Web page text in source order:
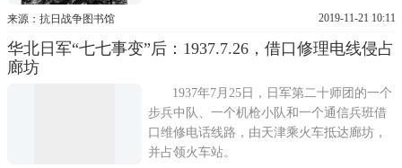
的兵力据守险要，掩护全团转移。日寇对这
余五人时仍坚持抗日，给敌人很大杀伤。最
号，纵身跳下悬崖。马保林、胡德
来源：抗日战争图书馆 2019-11-21 10:11
华北日军“七七事变”后：1937.7.26，借口修理电线侵占
廊坊
1937年7月25日，日军第二十师团的一个
步兵中队、一个机枪小队和一个通信兵班借
口维修电话线路，由天津乘火车抵达廊坊，
并占领火车站。